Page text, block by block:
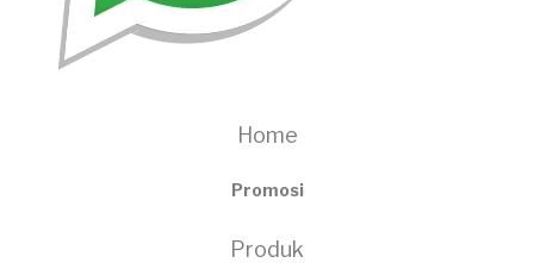
Home
Promosi
Produk